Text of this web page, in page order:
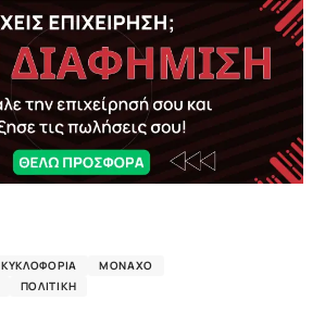
ΚΥΚΛΟΦΟΡΊΑ
ΜΌΝΑΧΟ
ΠΟΛΙΤΙΚΉ